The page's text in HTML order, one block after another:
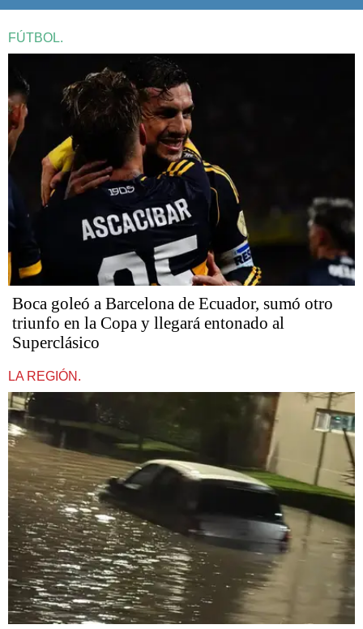
FÚTBOL.
Boca goleó a Barcelona de Ecuador, sumó otro
triunfo en la Copa y llegará entonado al
Superclásico
LA REGIÓN.